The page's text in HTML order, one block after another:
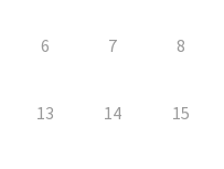
6 7 8
13 14 15